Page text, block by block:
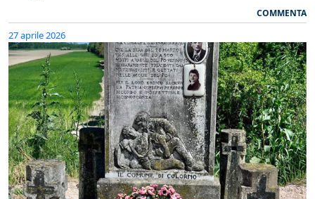
COMMENTA
27 aprile 2026